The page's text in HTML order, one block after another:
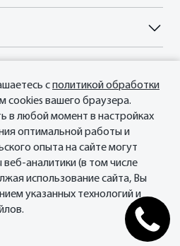
сполитикой обработки
cookies вашего браузера.
в любой момент в настройках
оптимальной работы и
опыта на сайте могут
аналитики (в том числе
использование сайта, Вы
указанных технологий и